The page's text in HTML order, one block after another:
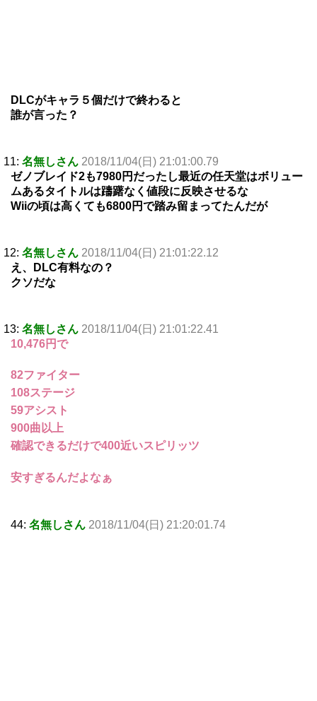
DLCがキャラ５個だけで終わると
誰が言った？
11: 名無しさん 2018/11/04(日) 21:01:00.79
ゼノブレイド2も7980円だったし最近の任天堂はボリュー
ムあるタイトルは躊躇なく値段に反映させるな
Wiiの頃は高くても6800円で踏み留まってたんだが
12: 名無しさん 2018/11/04(日) 21:01:22.12
え、DLC有料なの？
クソだな
13: 名無しさん 2018/11/04(日) 21:01:22.41
10,476円で
82ファイター
108ステージ
59アシスト
900曲以上
確認できるだけで400近いスピリッツ
安すぎるんだよなぁ
44: 名無しさん 2018/11/04(日) 21:20:01.74